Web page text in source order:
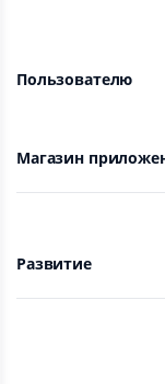
Пользователю
Магазин
Развитие